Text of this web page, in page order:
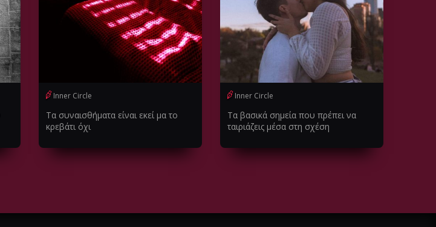
Inner Circle
Τα συναισθήματα είναι εκεί μα το
κρεβάτι όχι
Inner Circle
Τα βασικά σημεία που πρέπει να
ταιριάζεις μέσα στη σχέση